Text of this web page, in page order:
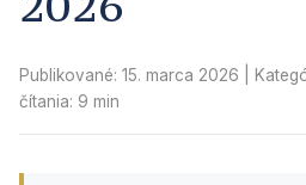
Publikované: 15. marca 2026 |
čítania: 9 min